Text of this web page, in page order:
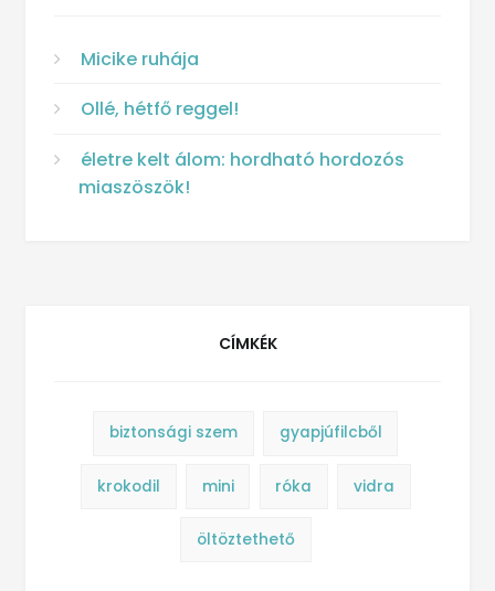
Micike ruhája
Ollé, hétfő reggel!
életre kelt álom: hordható hordozós
miaszöszök!
CÍMKÉK
biztonsági szem gyapjúfilcből
krokodil mini róka vidra
öltöztethető